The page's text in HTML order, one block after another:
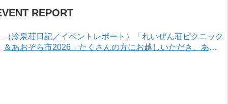
REPORT
（冷泉荘日記／イベントレポート）「れいぜん荘ピクニック
＆あおぞら市2026」たくさんの方にお越しいただき、あり